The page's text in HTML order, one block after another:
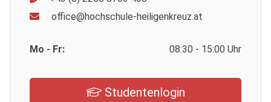
office@hochschule-heiligenkreuz.at
Mo - Fr: 08:30 - 15:00 Uhr
Studentenlogin